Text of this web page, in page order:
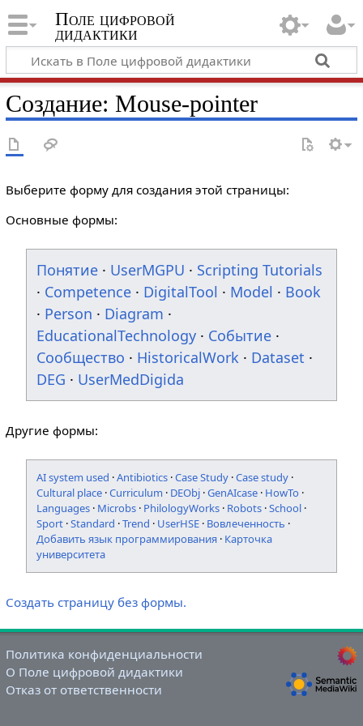
Поле цифровой
дидактики
Создание: Mouse-pointer
Выберите форму для создания этой страницы:
Основные формы:
Понятие · UserMGPU · Scripting Tutorials
· Competence · DigitalTool · Model · Book
· Person · Diagram ·
EducationalTechnology · Событие ·
Сообщество · HistoricalWork · Dataset ·
DEG · UserMedDigida
Другие формы:
AI system used ·Antibiotics ·Case Study ·Case study ·
Cultural place ·Curriculum · DEObj ·GenAIcase · HowTo ·
Languages · Microbs · PhilologyWorks · Robots ·School ·
Sport ·Standard ·Trend · UserHSE · Вовлеченность ·
Добавить язык программирования · Карточка
университета
Создать страницу без формы.
Политика конфиденциальности
О Поле цифровой дидактики
Отказ от ответственности